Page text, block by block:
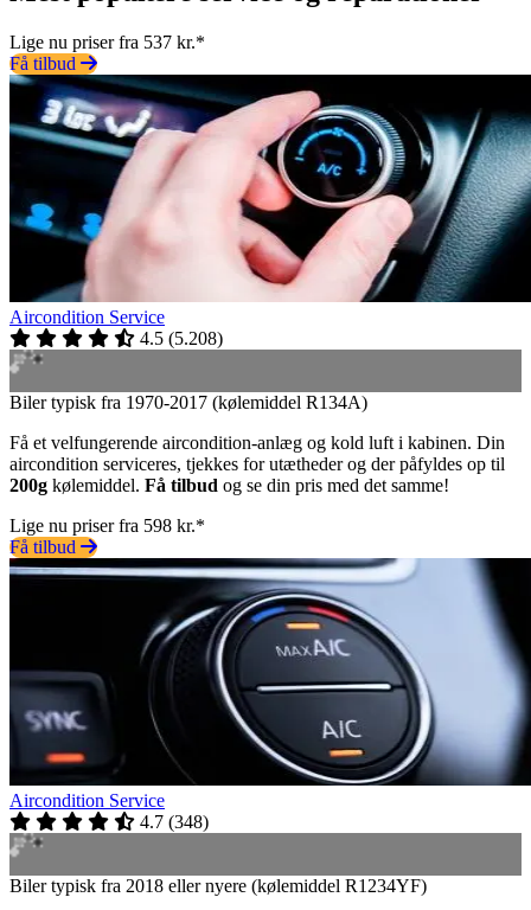
Lige nu priser fra 537 kr.*
Få tilbud
Aircondition Service
4.5 (5.208)
Biler typisk fra 1970-2017 (kølemiddel R134A)
Få et velfungerende aircondition-anlæg og kold luft i kabinen. Din
aircondition serviceres, tjekkes for utætheder og der påfyldes op til
200g kølemiddel. Få tilbud og se din pris med det samme!
Lige nu priser fra 598 kr.*
Få tilbud
Aircondition Service
4.7 (348)
Biler typisk fra 2018 eller nyere (kølemiddel R1234YF)